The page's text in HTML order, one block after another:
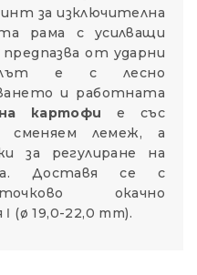
за изключителна
рама с усилващи
от ударни
е с лесно
и работната
картофи е със
сменяем лемеж, а
за регулиране на
Доставя се с
окачно
(ø 19,0-22,0 mm).